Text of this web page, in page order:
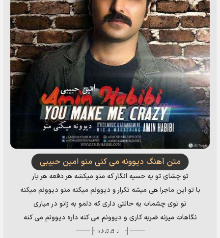
متن آهنگ دیوونه می کنی منو امین حبیبی
تو چشای تو یه حسیه انگار که منو میکشه هر دفعه هر بار
با تو این ماجرا هی میشه تکرار و دیوونم میکنه منو دیوونم میکنه
تو توی چشمات یه حالتی داری که دلمو به زانو در میاری
نگاهات میزنه ضربه کاری و دیوونم می کنه داره دیوونم می کنه
───┤ ♩♬♫♪♭ ├───